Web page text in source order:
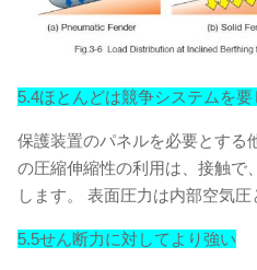
5.4ほとんどは競争システムを要
保護装置のパネルを必要とする
の圧縮伸縮性の利用は、接触で
します。 表面圧力は内部空気圧
5.5せん断力に対してより強い